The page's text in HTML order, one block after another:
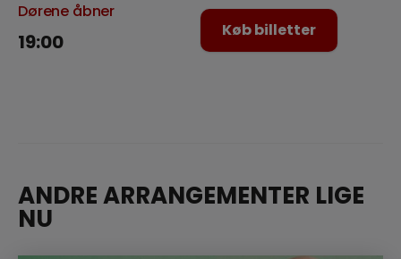
Dørene åbner
19:00 Køb billetter
ANDRE ARRANGEMENTER LIGE
NU